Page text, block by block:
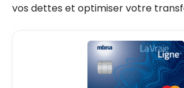
vos dettes et optimiser votre